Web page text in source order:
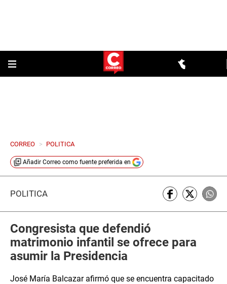
CORREO > POLITICA
Añadir Correo como fuente preferida en
POLÍTICA
Congresista que defendió
matrimonio infantil se ofrece para
asumir la Presidencia
José María Balcazar afirmó que se encuentra capacitado